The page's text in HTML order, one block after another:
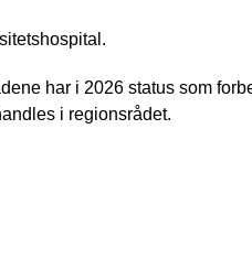
har i 2026 status som
i regionsrådet.